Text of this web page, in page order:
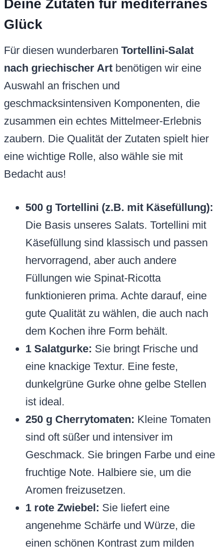
Deine Zutaten für mediterranes
Glück
Für diesen wunderbaren Tortellini-Salat
nach griechischer Art benötigen wir eine
Auswahl an frischen und
geschmacksintensiven Komponenten, die
zusammen ein echtes Mittelmeer-Erlebnis
zaubern. Die Qualität der Zutaten spielt hier
eine wichtige Rolle, also wähle sie mit
Bedacht aus!
500 g Tortellini (z.B. mit Käsefüllung):
Die Basis unseres Salats. Tortellini mit
Käsefüllung sind klassisch und passen
hervorragend, aber auch andere
Füllungen wie Spinat-Ricotta
funktionieren prima. Achte darauf, eine
gute Qualität zu wählen, die auch nach
dem Kochen ihre Form behält.
1 Salatgurke: Sie bringt Frische und
eine knackige Textur. Eine feste,
dunkelgrüne Gurke ohne gelbe Stellen
ist ideal.
250 g Cherrytomaten: Kleine Tomaten
sind oft süßer und intensiver im
Geschmack. Sie bringen Farbe und eine
fruchtige Note. Halbiere sie, um die
Aromen freizusetzen.
1 rote Zwiebel: Sie liefert eine
angenehme Schärfe und Würze, die
einen schönen Kontrast zum milden